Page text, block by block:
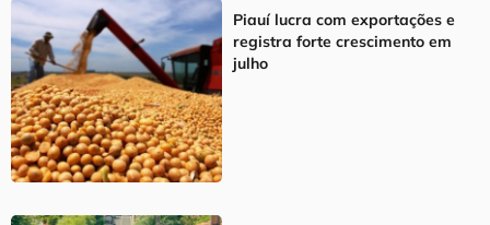
Piauí lucra com exportações e
registra forte crescimento em
julho